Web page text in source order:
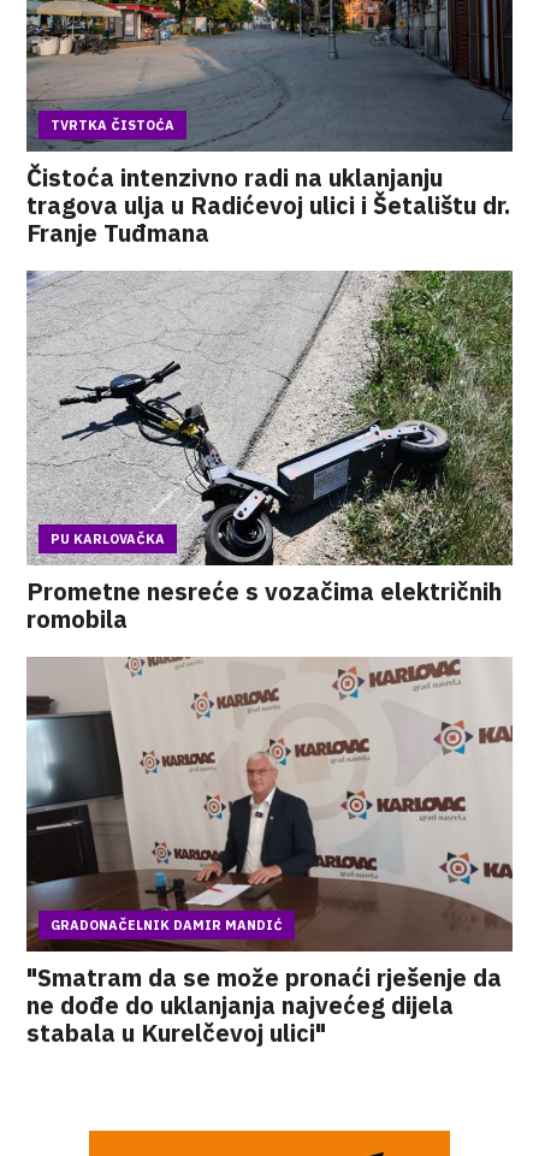
TVRTKA ČISTOĆA
Čistoća intenzivno radi na uklanjanju
tragova ulja u Radićevoj ulici i Šetalištu dr.
Franje Tuđmana
PU KARLOVAČKA
Prometne nesreće s vozačima električnih
romobila
GRADONAČELNIK DAMIR MANDIĆ
"Smatram da se može pronaći rješenje da
ne dođe do uklanjanja najvećeg dijela
stabala u Kurelčevoj ulici"